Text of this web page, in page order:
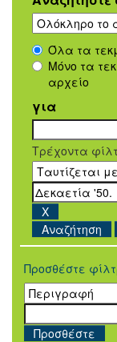
Όλα τα
Μόνο τα
αρχείο
για
Τρέχοντα
Προσθέστε